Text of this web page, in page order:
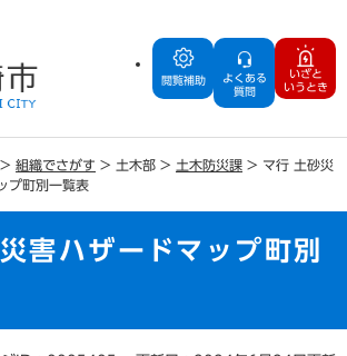
閲覧補助
よくある
質問
いざと
いうとき
> 組織でさがす > 土木部 > 土木防災課 > マ行 土砂災
プ町別一覧表
害ハザードマップ町別